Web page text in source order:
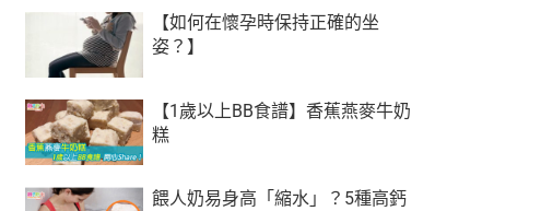
【如何在懷孕時保持正確的坐
姿？】
【1歲以上BB食譜】香蕉燕麥牛奶
糕
餵人奶易身高「縮水」？5種高鈣